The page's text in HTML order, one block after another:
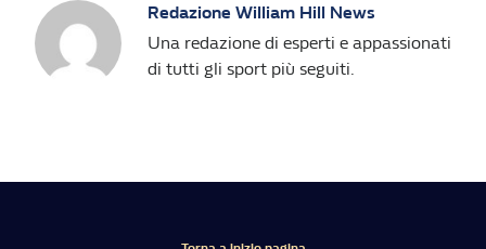
Redazione William Hill News
Una redazione di esperti e appassionati
di tutti gli sport più seguiti.